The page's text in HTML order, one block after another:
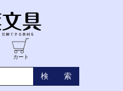
カート